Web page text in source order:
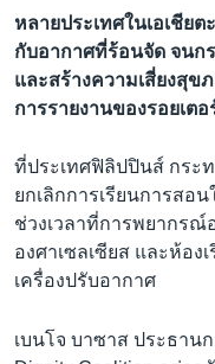
เลือกภาษา
หลายประเทศในเอเชีย
กับอากาศที่ร้อนจัด จนก
และสร้างความเสี่ยงสุข
การรายงานของรอยเตอ
ที่ประเทศฟิลิปปินส์ กระ
ยกเลิกการเรียนการสอ
ช่วงเวลาที่การพยากร
องศาเซลเซียส และห้อ
เครื่องปรับอากาศ
เบนโจ บาซาส ประธาน